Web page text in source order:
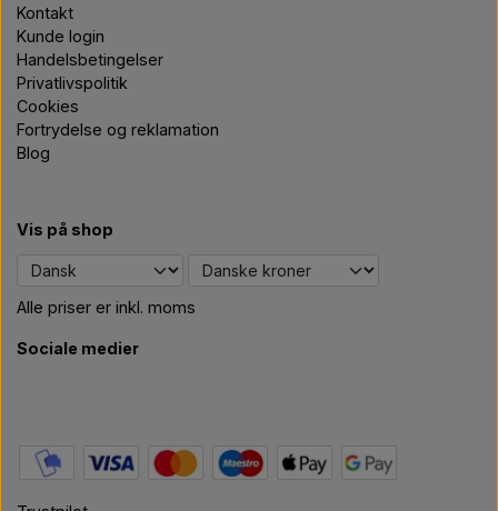
Kontakt
Kunde login
Handelsbetingelser
Privatlivspolitik
Cookies
Fortrydelse og reklamation
Blog
Vis på shop
Alle priser er inkl. moms
Sociale medier